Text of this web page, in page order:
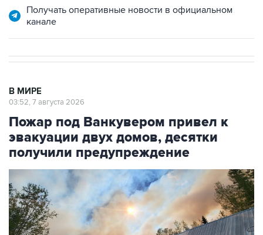
Получать оперативные новости в официальном
канале
В МИРЕ
03:52, 7 августа 2026
Пожар под Ванкувером привел к
эвакуации двух домов, десятки
получили предупреждение